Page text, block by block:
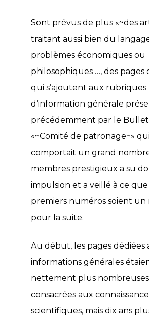
Sont prévus de plus «~des
traitant aussi bien du
problèmes économiques ou
philosophiques …, des pages
qui s’ajoutent aux rubriques
d’information générale
précédemment par le
«~Comité de patronage~» qui
comportait un grand
membres prestigieux a su
impulsion et a veillé à ce que
premiers numéros soient un
pour la suite.
Au début, les pages dédiées
informations générales
nettement plus
consacrées aux
scientifiques, mais dix ans